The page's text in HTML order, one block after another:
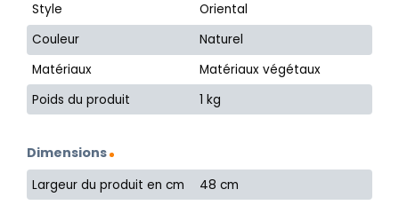
Style
Oriental
Couleur
Naturel
Matériaux
Matériaux végétaux
Poids du produit
1 kg
Dimensions
Largeur du produit en cm
48 cm